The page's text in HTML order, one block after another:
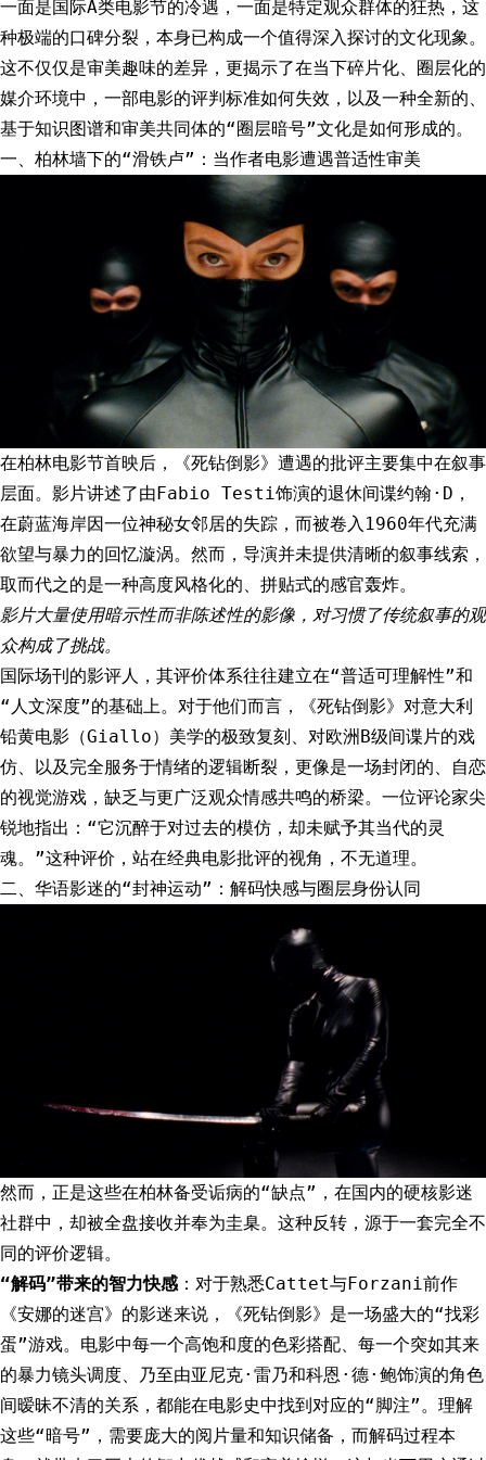
一面是国际A类电影节的冷遇，一面是特定观众群体的狂热，这
种极端的口碑分裂，本身已构成一个值得深入探讨的文化现象。
这不仅仅是审美趣味的差异，更揭示了在当下碎片化、圈层化的
媒介环境中，一部电影的评判标准如何失效，以及一种全新的、
基于知识图谱和审美共同体的“圈层暗号”文化是如何形成的。
一、柏林墙下的“滑铁卢”：当作者电影遭遇普适性审美
在柏林电影节首映后，《死钻倒影》遭遇的批评主要集中在叙事
层面。影片讲述了由Fabio Testi饰演的退休间谍约翰·D，
在蔚蓝海岸因一位神秘女邻居的失踪，而被卷入1960年代充满
欲望与暴力的回忆漩涡。然而，导演并未提供清晰的叙事线索，
取而代之的是一种高度风格化的、拼贴式的感官轰炸。
影片大量使用暗示性而非陈述性的影像，对习惯了传统叙事的观
众构成了挑战。
国际场刊的影评人，其评价体系往往建立在“普适可理解性”和
“人文深度”的基础上。对于他们而言，《死钻倒影》对意大利
铅黄电影（Giallo）美学的极致复刻、对欧洲B级间谍片的戏
仿、以及完全服务于情绪的逻辑断裂，更像是一场封闭的、自恋
的视觉游戏，缺乏与更广泛观众情感共鸣的桥梁。一位评论家尖
锐地指出：“它沉醉于对过去的模仿，却未赋予其当代的灵
魂。”这种评价，站在经典电影批评的视角，不无道理。
二、华语影迷的“封神运动”：解码快感与圈层身份认同
然而，正是这些在柏林备受诟病的“缺点”，在国内的硬核影迷
社群中，却被全盘接收并奉为圭臬。这种反转，源于一套完全不
同的评价逻辑。
“解码”带来的智力快感 ：对于熟悉Cattet与Forzani前作
《安娜的迷宫》的影迷来说，《死钻倒影》是一场盛大的“找彩
蛋”游戏。电影中每一个高饱和度的色彩搭配、每一个突如其来
的暴力镜头调度、乃至由亚尼克·雷乃和科恩·德·鲍饰演的角色
间暧昧不清的关系，都能在电影史中找到对应的“脚注”。理解
这些“暗号”，需要庞大的阅片量和知识储备，而解码过程本